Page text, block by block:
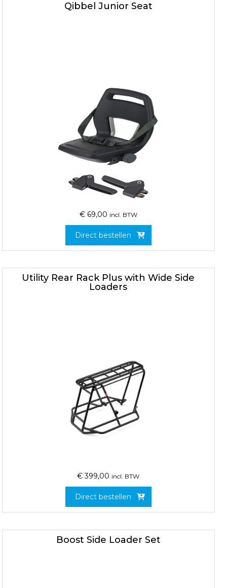
Qibbel Junior Seat
€ 69,00 incl. BTW
Direct bestellen
Utility Rear Rack Plus with Wide Side
Loaders
€ 399,00 incl. BTW
Direct bestellen
Boost Side Loader Set